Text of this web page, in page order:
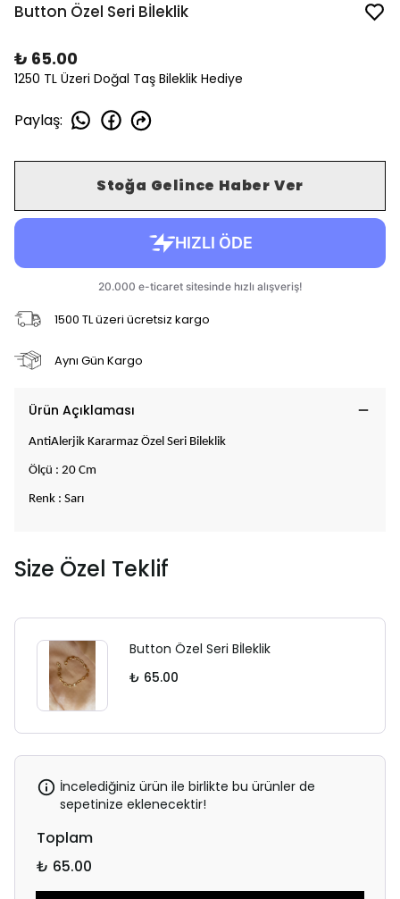
Button Özel Seri Bİleklik
₺ 65.00
1250 TL Üzeri Doğal Taş Bileklik Hediye
Paylaş:
Stoğa Gelince Haber Ver
1500 TL üzeri ücretsiz kargo
Aynı Gün Kargo
Ürün Açıklaması
AntiAlerjik Kararmaz Özel Seri Bileklik
Ölçü : 20 Cm
Renk : Sarı
Size Özel Teklif
Button Özel Seri Bİleklik
₺ 65.00
İncelediğiniz ürün ile birlikte bu ürünler de
sepetinize eklenecektir!
Toplam
₺ 65.00